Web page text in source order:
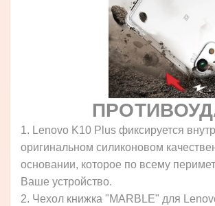
1. Lenovo K10 Plus фиксируется
оригинальном силиконовом
основании, которое по всему
Ваше устройство.
2. Чехол книжка "MARBLE" для